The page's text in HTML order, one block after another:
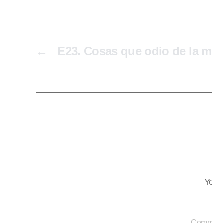
← E23. Cosas que odio de la